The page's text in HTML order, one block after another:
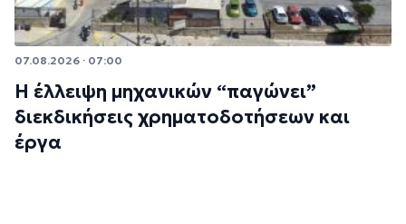
07.08.2026 · 07:00
Η έλλειψη μηχανικών “παγώνει”
διεκδικήσεις χρηματοδοτήσεων και
έργα